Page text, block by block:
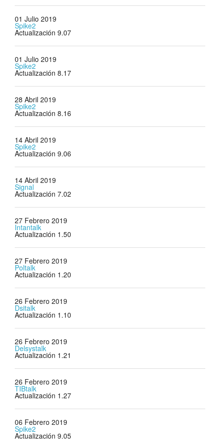
01 Julio 2019
Spike2
Actualización 9.07
01 Julio 2019
Spike2
Actualización 8.17
28 Abril 2019
Spike2
Actualización 8.16
14 Abril 2019
Spike2
Actualización 9.06
14 Abril 2019
Signal
Actualización 7.02
27 Febrero 2019
Intantalk
Actualización 1.50
27 Febrero 2019
Poltalk
Actualización 1.20
26 Febrero 2019
Dsitalk
Actualización 1.10
26 Febrero 2019
Delsystalk
Actualización 1.21
26 Febrero 2019
TIBtalk
Actualización 1.27
06 Febrero 2019
Spike2
Actualización 9.05